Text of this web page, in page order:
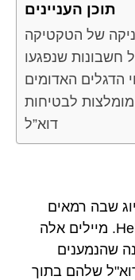
תוכן העניינים
של הטקטיקה
חשבונות שנפגעו
הדגלים האדומים
לבטיחות
דוא”ל
שבה רמאים
מתחזים לצוות התמיכה של HelpDesk. מיילים אלה
שהנמענים
שלהם בתוך